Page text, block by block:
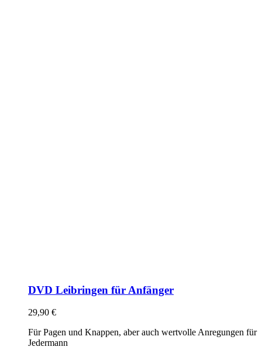
DVD Leibringen für Anfänger
29,90 €
Für Pagen und Knappen, aber auch wertvolle Anregungen für
Jedermann